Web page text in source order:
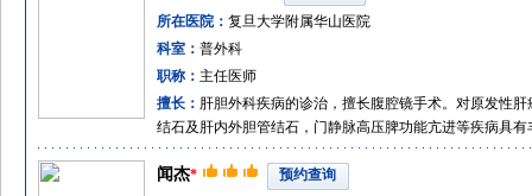
所在医院： 复旦大学附属华山医院
科室： 普外科
职称： 主任医师
擅长： 肝胆外科疾病的诊治，擅长腹腔镜手术。对原发性
结石及肝内外胆管结石，门静脉高压脾功能亢进等疾病具
闻杰*
预约查询